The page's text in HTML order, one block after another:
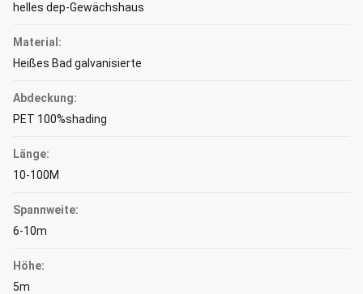
helles dep-Gewächshaus
Material:
Heißes Bad galvanisierte
Abdeckung:
PET 100%shading
Länge:
10-100M
Spannweite:
6-10m
Höhe:
5m